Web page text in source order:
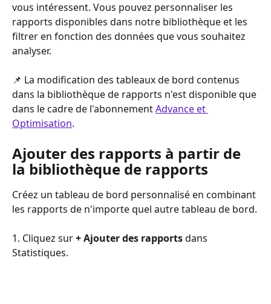
vous intéressent. Vous pouvez personnaliser les
rapports disponibles dans notre bibliothèque et les
filtrer en fonction des données que vous souhaitez
analyser.
📌 La modification des tableaux de bord contenus
dans la bibliothèque de rapports n'est disponible que
dans le cadre de l'abonnement Advance et
Optimisation.
Ajouter des rapports à partir de
la bibliothèque de rapports
Créez un tableau de bord personnalisé en combinant
les rapports de n'importe quel autre tableau de bord.
1. Cliquez sur + Ajouter des rapports dans
Statistiques.